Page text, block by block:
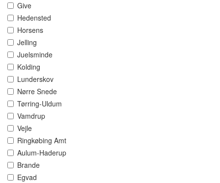
Give
Hedensted
Horsens
Jelling
Juelsminde
Kolding
Lunderskov
Nørre Snede
Tørring-Uldum
Vamdrup
Vejle
Ringkøbing Amt
Aulum-Haderup
Brande
Egvad